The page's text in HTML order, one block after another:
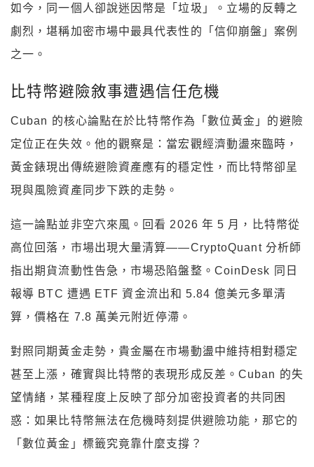
如今，同一個人卻說迷因幣是「垃圾」。立場的反轉之
劇烈，堪稱加密市場中最具代表性的「信仰崩盤」案例
之一。
比特幣避險敘事遭遇信任危機
Cuban 的核心論點在於比特幣作為「數位黃金」的避險
定位正在失效。他的觀察是：當宏觀經濟動盪來臨時，
黃金錶現出傳統避險資產應有的穩定性，而比特幣卻呈
現與風險資產同步下跌的走勢。
這一論點並非空穴來風。回看 2026 年 5 月，比特幣從
高位回落，市場出現大量清算——CryptoQuant 分析師
指出期貨流動性告急，市場恐陷盤整。CoinDesk 同日
報導 BTC 遭遇 ETF 資金流出和 5.84 億美元多單清
算，價格在 7.8 萬美元附近停滯。
對照同期黃金走勢，貴金屬在市場動盪中維持相對穩定
甚至上漲，確實與比特幣的表現形成反差。Cuban 的失
望情緒，某種程度上反映了部分加密投資者的共同困
惑：如果比特幣無法在危機時刻提供避險功能，那它的
「數位黃金」標籤究竟靠什麼支撐？